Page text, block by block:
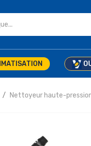
Nettoyeur haute-